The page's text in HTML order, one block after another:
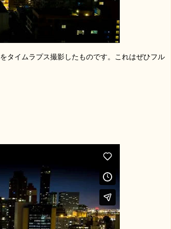
タイムラプス撮影したものです。これはぜひフル